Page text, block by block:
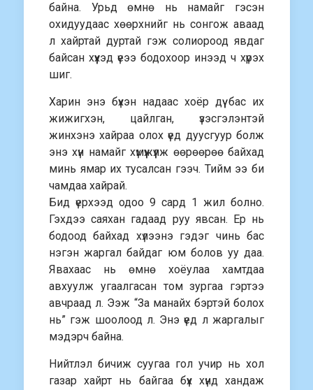
байна. Урьд өмнө нь намайг гэсэн
охидуудаас хөөрхнийг нь сонгож аваад
л хайртай дуртай гэж солиороод явдаг
байсан хүүхэд үеээ бодохоор инээд ч хүрэх
шиг.
Харин энэ бүхэн надаас хоёр дүү бас их
жижигхэн, цайлган, үзэсгэлэнтэй
жинхэнэ хайраа олох үед дуусгуур болж
энэ хүн намайг хүмүүжүүлж өөрөөрөө байхад
минь ямар их тусалсан гээч. Тийм ээ би
чамдаа хайрай.
Бид үерхээд одоо 9 сард 1 жил болно.
Гэхдээ саяхан гадаад руу явсан. Ер нь
бодоод байхад хүлээнэ гэдэг чинь бас
нэгэн жаргал байдаг юм болов уу даа.
Явахаас нь өмнө хоёулаа хамтдаа
авхуулж угаалгасан том зургаа гэртээ
авчраад л. Ээж “За манайх бэртэй болох
нь” гэж шоолоод л. Энэ үед л жаргалыг
мэдэрч байна.
Нийтлэл бичиж суугаа гол учир нь хол
газар хайрт нь байгаа бүх хүнд хандаж